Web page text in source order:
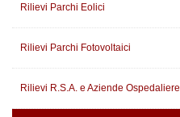
Rilievi Parchi Eolici
Rilievi Parchi Fotovoltaici
Rilievi R.S.A. e Aziende Ospedaliere